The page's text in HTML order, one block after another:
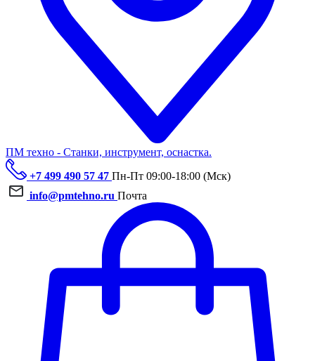
ПМ техно - Станки, инструмент, оснастка.
+7 499 490 57 47 Пн-Пт 09:00-18:00 (Мск)
info@pmtehno.ru Почта